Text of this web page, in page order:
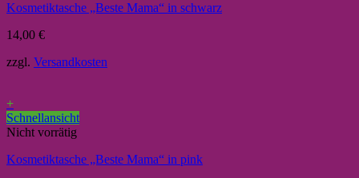
Kosmetiktasche „Beste Mama“ in schwarz
14,00 €
zzgl. Versandkosten
+
Schnellansicht
Nicht vorrätig
Kosmetiktasche „Beste Mama“ in pink